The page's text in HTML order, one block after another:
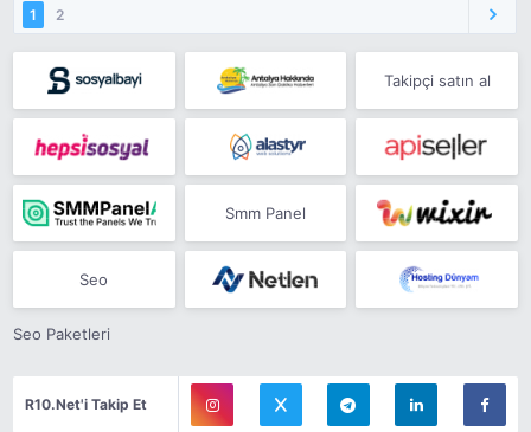
1 2
Takipçi satın al
Smm Panel
Seo
Seo Paketleri
R10.Net'i Takip Et